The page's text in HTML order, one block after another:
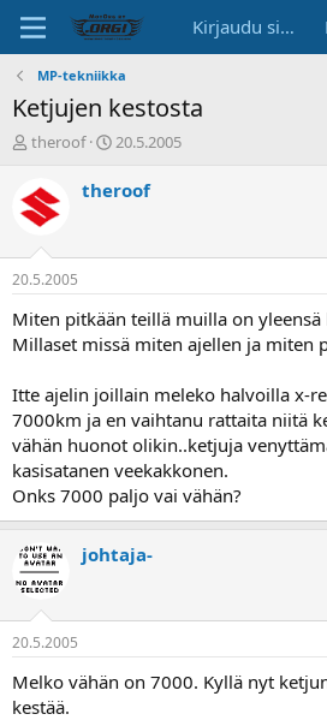
Kirjaudu sisään
MP-tekniikka
Ketjujen kestosta
K
k
u
s
t
e
l
u
n
l
o
i
t
a
a
theroof
A
o
p
ä
v
20.5.2005
theroof
20.5.2005
Miten pitkään teillä muilla on yleensä
Millaset missä miten ajellen ja miten
Itte ajelin joillain meleko halvoilla x-
7000km ja en vaihtanu rattaita niitä
vähän huonot olikin..ketjuja
kasisatanen veekakkonen.
Onks 7000 paljo vai vähän?
johtaja-
20.5.2005
Melko vähän on 7000. Kyllä nyt
kestää.